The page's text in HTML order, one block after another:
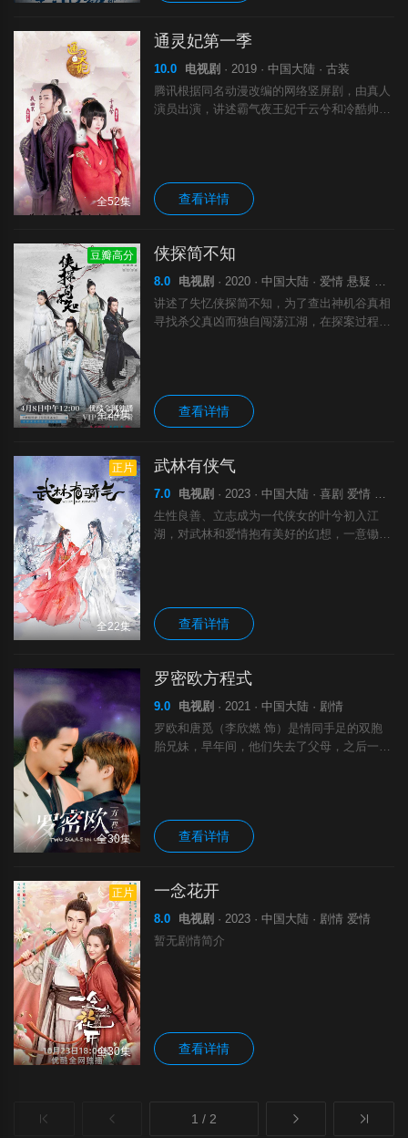
全52集
通灵妃第一季
10.0 电视剧 · 2019 · 中国大陆 · 古装
腾讯根据同名动漫改编的网络竖屏剧，由真人
演员出演，讲述霸气夜王妃千云兮和冷酷帅气
查看详情
豆瓣高分
全24集
侠探简不知
8.0 电视剧 · 2020 · 中国大陆 · 爱情 悬疑 武侠 古装
讲述了失忆侠探简不知，为了查出神机谷真相
寻找杀父真凶而独自闯荡江湖，在探案过程
查看详情
正片
全22集
武林有侠气
7.0 电视剧 · 2023 · 中国大陆 · 喜剧 爱情 古装
生性良善、立志成为一代侠女的叶兮初入江
湖，对武林和爱情抱有美好的幻想，一意锄强
查看详情
全30集
罗密欧方程式
9.0 电视剧 · 2021 · 中国大陆 · 剧情
罗欧和唐觅（李欣燃 饰）是情同手足的双胞
胎兄妹，早年间，他们失去了父母，之后一直
查看详情
正片
全30集
一念花开
8.0 电视剧 · 2023 · 中国大陆 · 剧情 爱情
暂无剧情简介
查看详情
1 / 2